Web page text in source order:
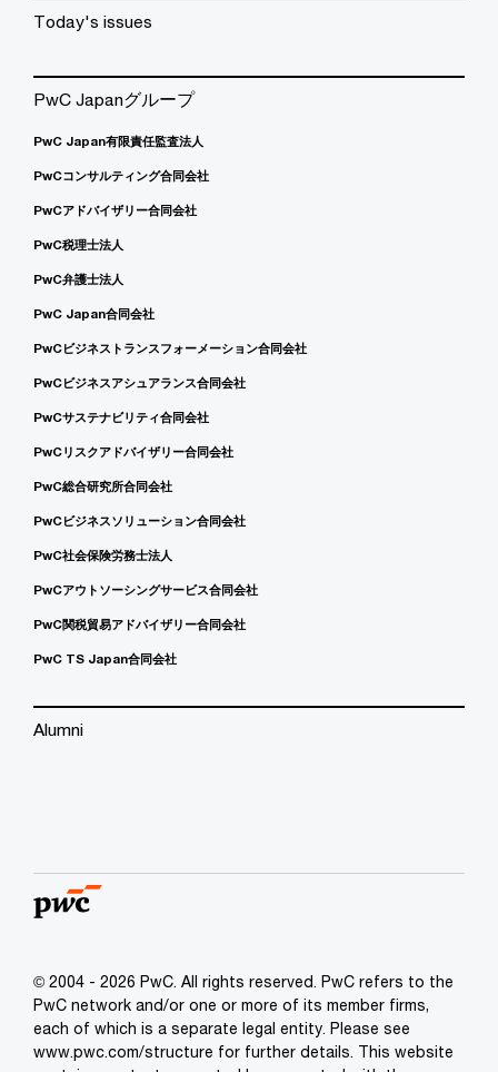
Today's issues
PwC Japanグループ
PwC Japan有限責任監査法人
PwCコンサルティング合同会社
PwCアドバイザリー合同会社
PwC税理士法人
PwC弁護士法人
PwC Japan合同会社
PwCビジネストランスフォーメーション合同会社
PwCビジネスアシュアランス合同会社
PwCサステナビリティ合同会社
PwCリスクアドバイザリー合同会社
PwC総合研究所合同会社
PwCビジネスソリューション合同会社
PwC社会保険労務士法人
PwCアウトソーシングサービス合同会社
PwC関税貿易アドバイザリー合同会社
PwC TS Japan合同会社
Alumni
© 2004 - 2026 PwC. All rights reserved. PwC refers to the
PwC network and/or one or more of its member firms,
each of which is a separate legal entity. Please see
www.pwc.com/structure for further details. This website